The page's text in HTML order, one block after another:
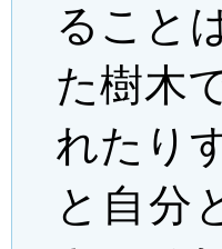
ること
た樹木
れたり
と自分